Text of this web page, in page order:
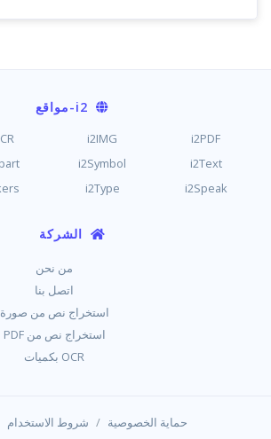
i2-مواقع
i2PDF
i2IMG
i2Text
i2Symbol
i2Speak
i2Type
الشركة
من نحن
اتصل بنا
استخراج نص من صورة
استخراج نص من PDF
OCR بكميات
حماية الخصوصية / شروط الاستخدام